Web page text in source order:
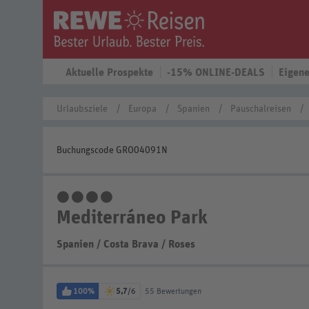
Aktuelle Prospekte -15% ONLINE-DEALS
Urlaubsziele Europa Spanien Pauschalreisen
Buchungscode GRO04091N
Mediterráneo Park
Spanien / Costa Brava / Roses
100% 5,7/6 55 Bewertungen